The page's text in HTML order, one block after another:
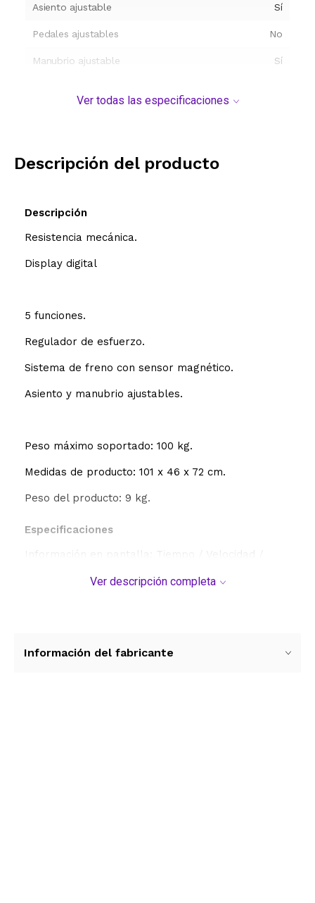
Asiento ajustable Sí
Pedales ajustables No
Manubrio ajustable Sí
Ver todas las especificaciones
Descripción del producto
Descripción
Resistencia mecánica.
Display digital
5 funciones.
Regulador de esfuerzo.
Sistema de freno con sensor magnético.
Asiento y manubrio ajustables.
Peso máximo soportado: 100 kg.
Medidas de producto: 101 x 46 x 72 cm.
Peso del producto: 9 kg.
Especificaciones
Información en pantalla: Tiempo / Velocidad /
Cantidad de funciones del display: 5
Ver descripción completa
Información del fabricante